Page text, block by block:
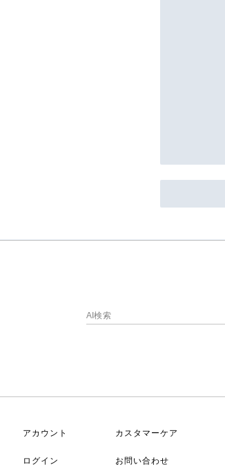
アカウント
ログイン
カスタマーケア
お問い合わせ